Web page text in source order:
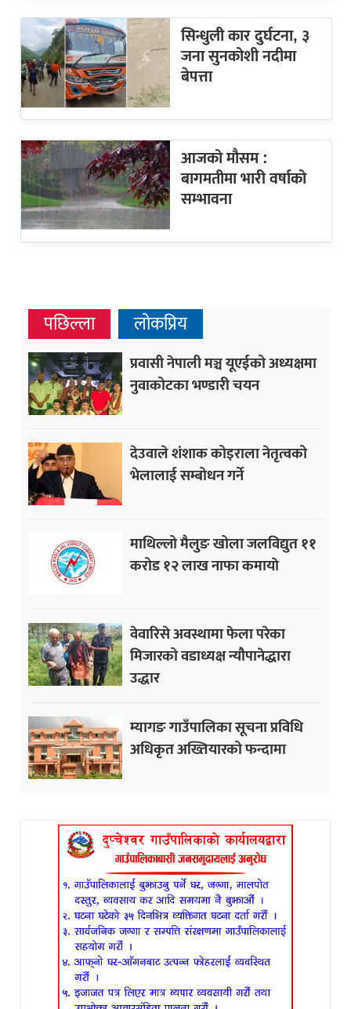
सिन्धुली कार दुर्घटना, ३
जना सुनकोशी नदीमा
बेपत्ता
आजको मौसम :
बागमतीमा भारी वर्षाको
सम्भावना
पछिल्ला लोकप्रिय
प्रवासी नेपाली मञ्च यूएईको अध्यक्षमा
नुवाकोटका भण्डारी चयन
देउवाले शंशाक कोइराला नेतृत्वको
भेलालाई सम्बोधन गर्ने
माथिल्लो मैलुङ खोला जलविद्युत ११
करोड १२ लाख नाफा कमायाे
वेवारिसे अवस्थामा फेला परेका
मिजारको वडाध्यक्ष न्यौपानेद्धारा
उद्धार
म्यागङ गाउँपालिका सूचना प्रविधि
अधिकृत अख्तियारको फन्दामा